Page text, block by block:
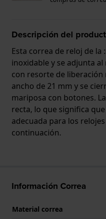
Descripción del
Esta correa de reloj de la
inoxidable y se adjunta
con resorte de liberación
ancho de 21 mm y se
mariposa con botones.
recta, lo que significa
adecuada para los
continuación.
Información Correa
Material correa